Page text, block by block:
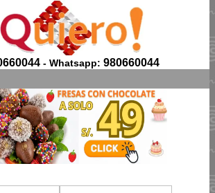
- Whatsapp: 980660044